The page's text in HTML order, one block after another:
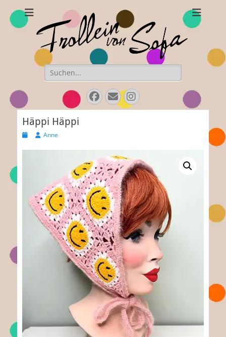
Frollein von Sofa
Handgefertigte Hüte und Accessoires
Suchen
nach:
Facebook
EmailInstagram
Häppi Häppi
Veröffentlicht
AutorAnne